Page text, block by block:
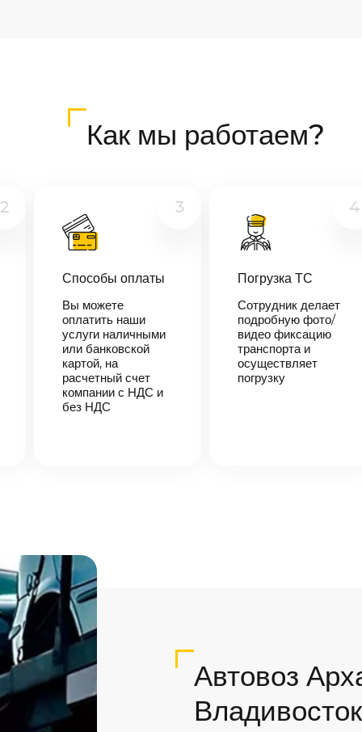
Как мы работаем?
2 3
Способы оплаты
Вы можете
оплатить наши
услуги наличными
или банковской
картой, на
расчетный счет
компании с НДС и
без НДС
4
Погрузка ТС
Сотрудник делает
подробную фото/
видео фиксацию
транспорта и
осуществляет
погрузку
Автовоз